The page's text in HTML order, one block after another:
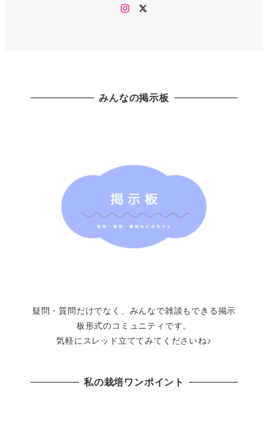
Instagram
みんなの掲示板
疑問・質問だけでなく、みんなで雑談もできる掲示
板形式のコミュニティです。
気軽にスレッド立ててみてくださいね♪
私の栽培ワンポイント